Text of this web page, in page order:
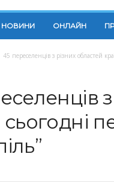
НОВИНИ ОНЛАЙН
45 переселенців з різних областей
сьогодні